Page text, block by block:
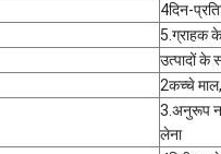
4दिन-
5.ग्राहक
उत्पादों के
2कच्चे
3.अनुरूप न
लेना